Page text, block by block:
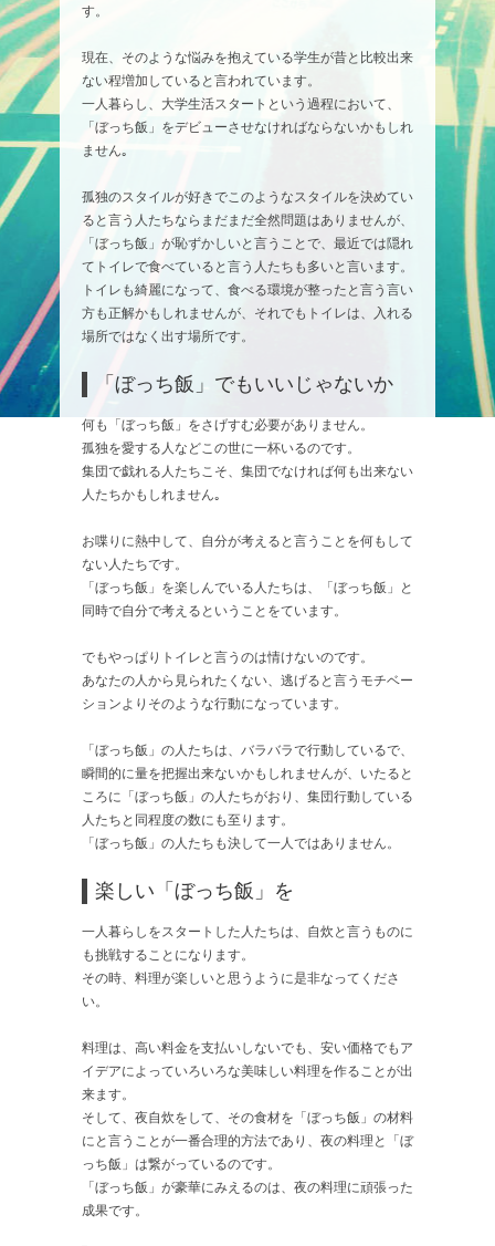
す。
現在、そのような悩みを抱えている学生が昔と比較出来
ない程増加していると言われています。
一人暮らし、大学生活スタートという過程において、
「ぼっち飯」をデビューさせなければならないかもしれ
ません｡
孤独のスタイルが好きでこのようなスタイルを決めてい
ると言う人たちならまだまだ全然問題はありませんが、
「ぼっち飯」が恥ずかしいと言うことで、最近では隠れ
てトイレで食べていると言う人たちも多いと言います。
トイレも綺麗になって、食べる環境が整ったと言う言い
方も正解かもしれませんが、それでもトイレは、入れる
場所ではなく出す場所です。
「ぼっち飯」でもいいじゃないか
何も「ぼっち飯」をさげすむ必要がありません。
孤独を愛する人などこの世に一杯いるのです。
集団で戯れる人たちこそ、集団でなければ何も出来ない
人たちかもしれません｡
お喋りに熱中して、自分が考えると言うことを何もして
ない人たちです。
「ぼっち飯」を楽しんでいる人たちは、「ぼっち飯」と
同時で自分で考えるということをています。
でもやっぱりトイレと言うのは情けないのです。
あなたの人から見られたくない、逃げると言うモチベー
ションよりそのような行動になっています。
「ぼっち飯」の人たちは、バラバラで行動しているで、
瞬間的に量を把握出来ないかもしれませんが、いたると
ころに「ぼっち飯」の人たちがおり、集団行動している
人たちと同程度の数にも至ります。
「ぼっち飯」の人たちも決して一人ではありません。
楽しい「ぼっち飯」を
一人暮らしをスタートした人たちは、自炊と言うものに
も挑戦することになります。
その時、料理が楽しいと思うように是非なってくださ
い。
料理は、高い料金を支払いしないでも、安い価格でもア
イデアによっていろいろな美味しい料理を作ることが出
来ます。
そして、夜自炊をして、その食材を「ぼっち飯」の材料
にと言うことが一番合理的方法であり、夜の料理と「ぼ
っち飯」は繋がっているのです。
「ぼっち飯」が豪華にみえるのは、夜の料理に頑張った
成果です。